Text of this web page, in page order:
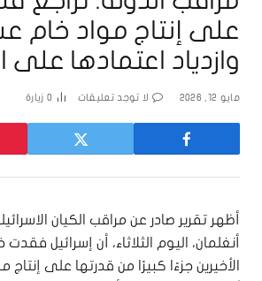
على إنتاج مواد خام
وازدياد اعتمادها على
مايو 12, 2026 لا توجد تعليقات 0 زيارة
أظهر تقرير صادر عن مراقب الكيان
أنغلمان، اليوم الثلاثاء، أن إسرائيل
الأخيرين جزءًا كبيرًا من قدرتها على